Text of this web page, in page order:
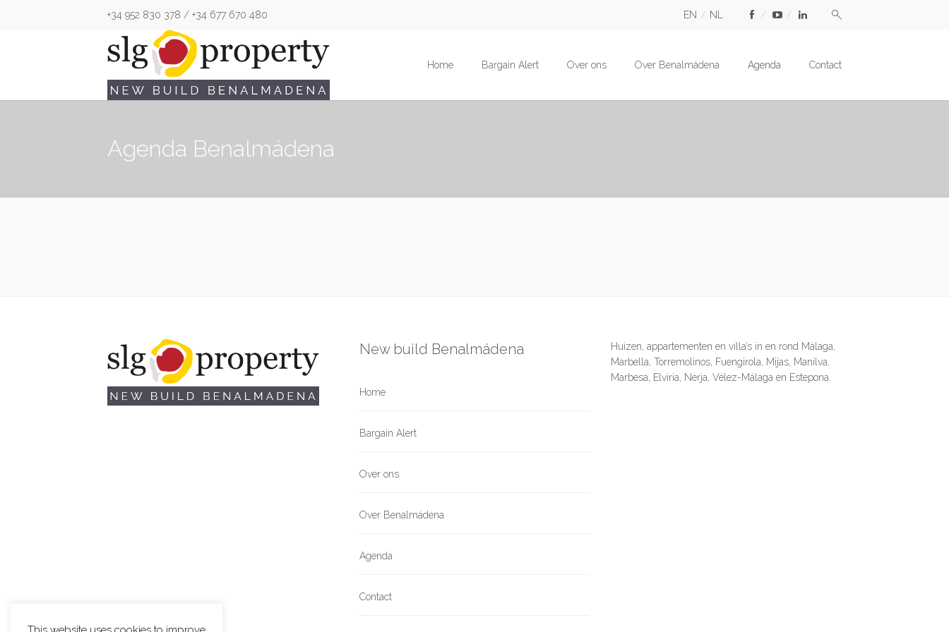
+34 952 830 378 / +34 677 670 480 EN NL
Home Bargain Alert Over ons Over Benalmádena Agenda Contact
Agenda Benalmádena
New build Benalmádena
Home
Bargain Alert
Over ons
Over Benalmádena
Agenda
Contact
Huizen, appartementen en villa’s in en rond Málaga,
Marbella, Torremolinos, Fuengirola, Mijas, Manilva,
Marbesa, Elviria, Nerja, Vélez-Málaga en Estepona.